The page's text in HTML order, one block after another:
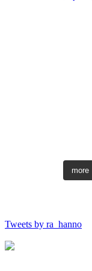
more
Tweets by ra_hanno